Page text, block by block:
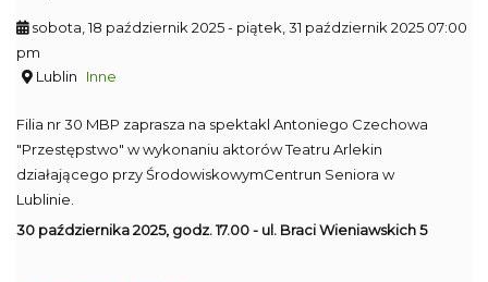
sobota, 18 październik 2025- piątek, 31 październik 2025 07:00
pm
Lublin
Inne
Filia nr 30 MBP zaprasza na spektakl Antoniego Czechowa
"Przestępstwo" w wykonaniu aktorów Teatru Arlekin
działającego przy ŚrodowiskowymCentrun Seniora w
Lublinie.
30 października 2025, godz. 17.00 - ul. Braci Wieniawskich 5